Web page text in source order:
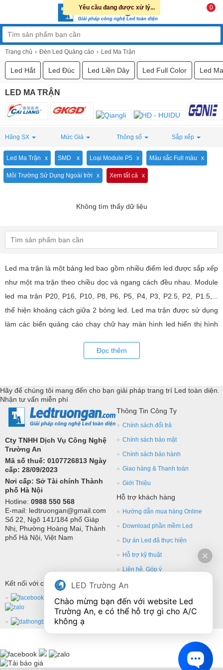
0
Trang chủ Đèn Led Quảng cáo Led Ma Trận
Led Hắt Led Đúc Led Liền Dây Led Full Color Led
LED MA TRẬN
Hãng SX Mức Giá Thông số Sắp xếp
Led Ma Trận SMD Loại Module P5 Màu sắc Full màu
Môi Trường Sử Dụng Ngoài trời Xem tất cả
Không tìm thấy dữ liệu
Led ma trận là một bảng led bao gồm nhiều điểm led được sắp xếp
như một ma trận theo chiều dọc và ngang cách đều nhau. Module
led ma trận P20, P16, P10, P8, P6, P5, P4, P3, P2.5, P2, P1.5,...
thể hiện khoảng cách giữa 2 bóng led. Led ma trận được sử dụng
làm các biển quảng cáo chạy chữ hay màn hình led hiển thị hình
nhiều lĩnh vực của cuộc sống. LED Trường An cung cấp tất cả các
YRL,...Tư vấn giả pháp, hỗ trợ kỹ thuật chuyên sâu cho các
ứng dụng trang trí led.
Đọc thêm
Hãy để chúng tôi mang đến cho bạn giải pháp trang trí Led toàn diện.
Nhận tư vấn miễn phí
Cty TNHH Dịch Vụ Công Nghệ
Trường An
Mã số thuế: 0107726813 Ngày
cấp: 28/09/2023
Nơi cấp: Sở Tài chính Thành
phố Hà Nội
Hotline: 0988 550 568
E-mail: ledtruongan@gmail.com
Số 22, Ngõ 141/184 phố Giáp
Nhị, Phường Hoàng Mai, Thành
phố Hà Nội, Việt Nam
Thông Tin Công Ty
Chính sách đổi trả
Chính sách bảo mật
Chính sách bảo hành
Giao hàng & Thanh toán
Giới Thiệu
Hỗ trợ khách hàng
Hướng dẫn mua hàng Online
Download phần mềm Led
Dự án Led đã thực hiện
Hỗ trợ kỹ thuật
Liên hệ, Góp ý
Kết nối với chúng tôi
Yêu cầu đang được xử lý...
LED Trường An
Chào mừng bạn đến với website Led
Trường An, e có thể hỗ trợ gì cho A/C
không ạ